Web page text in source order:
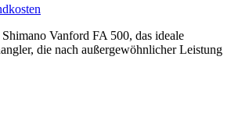
Vanford FA 500, das ideale
die nach außergewöhnlicher Leistung